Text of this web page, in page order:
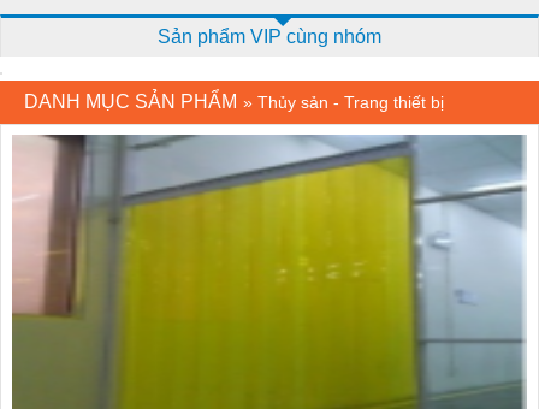
Sản phẩm VIP cùng nhóm
DANH MỤC SẢN PHẨM » Thủy sản - Trang thiết bị